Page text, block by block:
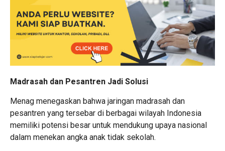
Madrasah dan Pesantren Jadi Solusi
Menag menegaskan bahwa jaringan madrasah dan
pesantren yang tersebar di berbagai wilayah Indonesia
memiliki potensi besar untuk mendukung upaya nasional
dalam menekan angka anak tidak sekolah.